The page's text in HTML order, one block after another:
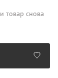
товар снова